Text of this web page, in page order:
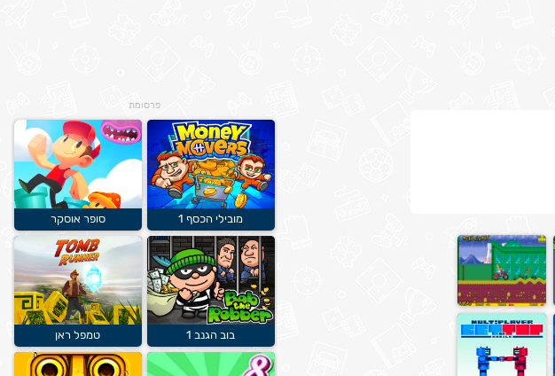
פרסומת
מובילי הכסף 1 סופר אוסקר
בוב הגנב 1 טמפל ראן